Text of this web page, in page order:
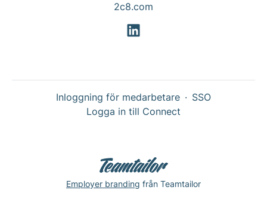
2c8.com
Inloggning för medarbetare · SSO
Logga in till Connect
Employer branding från Teamtailor